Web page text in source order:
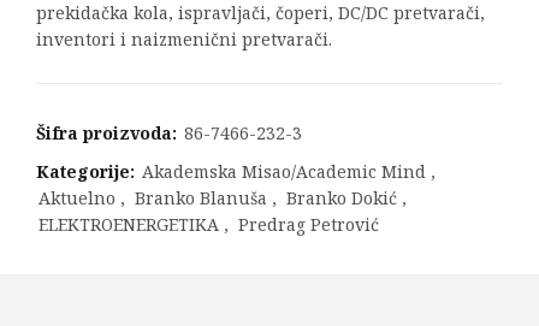
prekidačka kola, ispravljači, čoperi, DC/DC pretvarači,
inventori i naizmenični pretvarači.
Šifra proizvoda: 86-7466-232-3
Kategorije: Akademska Misao/Academic Mind ,
Aktuelno , Branko Blanuša , Branko Dokić ,
ELEKTROENERGETIKA , Predrag Petrović